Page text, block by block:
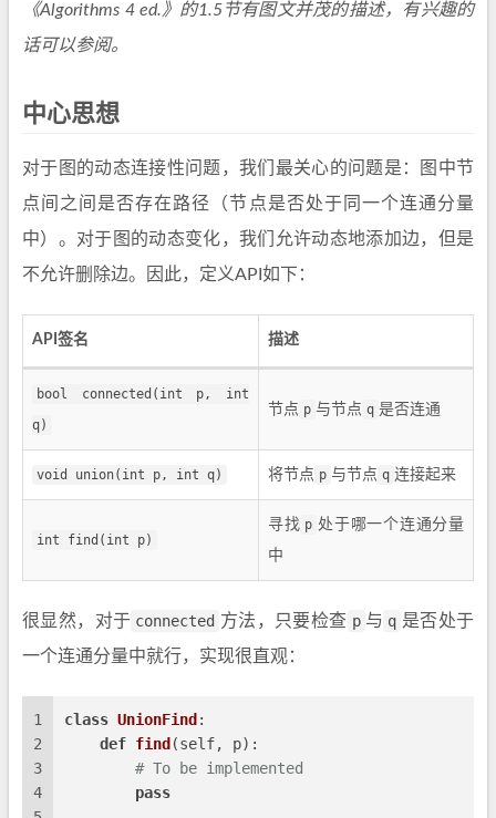
《Algorithms 4 ed.》的1.5节有图文并茂的描述，有兴趣的
话可以参阅。
中心思想
对于图的动态连接性问题，我们最关心的问题是：图中节
点间之间是否存在路径（节点是否处于同一个连通分量
中）。对于图的动态变化，我们允许动态地添加边，但是
不允许删除边。因此，定义API如下：
API签名 描述
bool connected(int p, int
q)
节点 p 与节点 q 是否连通
void union(int p, int q) 将节点 p 与节点 q 连接起来
int find(int p)
寻找 p 处于哪一个连通分量
中
很显然，对于 connected 方法，只要检查 p 与 q 是否处于
一个连通分量中就行，实现很直观：
1
2
3
4
class UnionFind :
def find (self, p):
# To be implemented
pass